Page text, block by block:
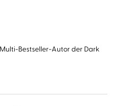
Bestseller-Autor der Dark